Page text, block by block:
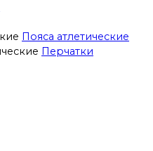
Пояса атлетические
Перчатки